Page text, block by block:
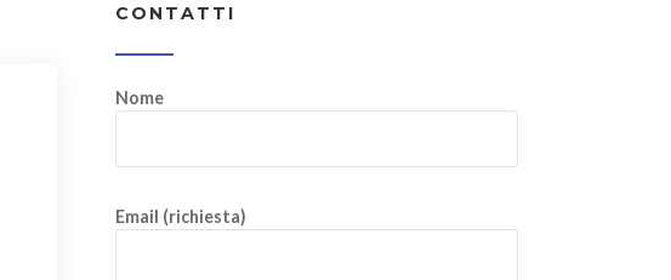
CONTATTI
Nome
Email (richiesta)